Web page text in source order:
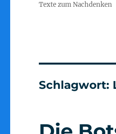
Texte zum Nachdenken
Schlagwort: